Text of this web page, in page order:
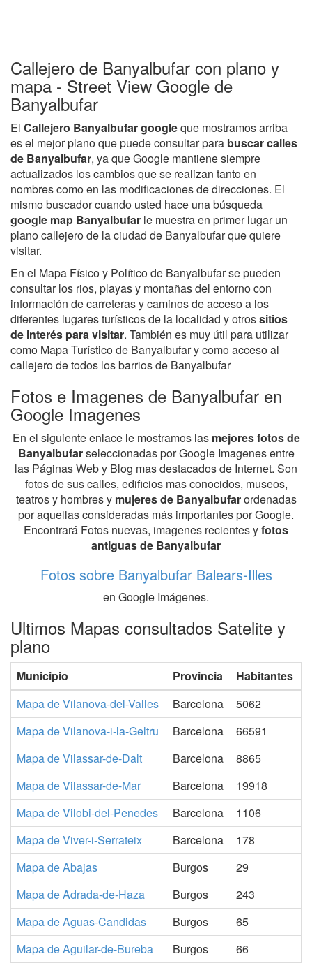
Callejero de Banyalbufar con plano y
mapa - Street View Google de
Banyalbufar
El Callejero Banyalbufar googleque mostramos arriba
es el mejor plano que puede consultar para buscar calles
de Banyalbufar, ya que Google mantiene siempre
actualizados los cambios que se realizan tanto en
nombres como en las modificaciones de direcciones. El
mismo buscador cuando usted hace una búsqueda
google map Banyalbufar le muestra en primer lugar un
plano callejero de la ciudad de Banyalbufar que quiere
visitar.
En el Mapa Físico y Político de Banyalbufar se pueden
consultar los rios, playas y montañas del entorno con
información de carreteras y caminos de acceso a los
diferentes lugares turísticos de la localidad y otrossitios
de interés para visitar. También es muy útil para utilizar
como Mapa Turístico de Banyalbufar y como acceso al
callejero de todos los barrios de Banyalbufar
Fotos e Imagenes de Banyalbufar en
Google Imagenes
En el siguiente enlace le mostramos las mejores fotos de
Banyalbufarseleccionadas por Google Imagenes entre
las Páginas Web y Blog mas destacados de Internet. Son
fotos de sus calles, edificios mas conocidos, museos,
teatros y hombres y mujeres de Banyalbufarordenadas
por aquellas consideradas más importantes por Google.
Encontrará Fotos nuevas, imagenes recientes yfotos
antiguas de Banyalbufar
Fotos sobre Banyalbufar Balears-Illes
en Google Imágenes.
Ultimos Mapas consultados Satelite y
plano
Municipio Provincia
Habitantes
Mapa de Vilanova-del-Valles
Barcelona
5062
Mapa de Vilanova-i-la-Geltru
Barcelona
66591
Mapa de Vilassar-de-Dalt
Barcelona
8865
Mapa de Vilassar-de-Mar
Barcelona
19918
Mapa de Vilobi-del-Penedes
Barcelona
1106
Mapa de Viver-i-Serrateix
Barcelona
178
Mapa de Abajas
Burgos
29
Mapa de Adrada-de-Haza
Burgos
243
Mapa de Aguas-Candidas
Burgos
65
Mapa de Aguilar-de-Bureba
Burgos 66